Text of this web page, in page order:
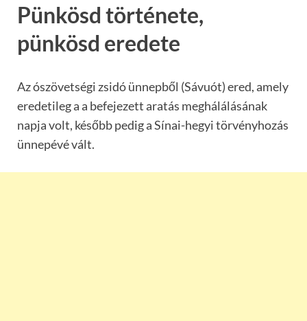
Pünkösd története,
pünkösd eredete
Az ószövetségi zsidó ünnepből (Sávuót) ered, amely
eredetileg a a befejezett aratás meghálálásának
napja volt, később pedig a Sínai-hegyi törvényhozás
ünnepévé vált.